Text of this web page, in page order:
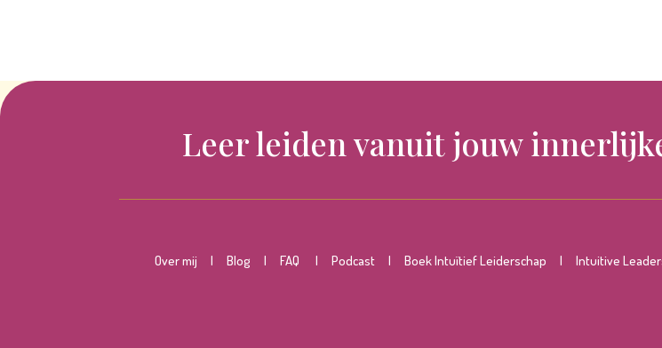
Leer leiden vanuit jouw
Over mij | Blog | FAQ | Podcast | Boek Intuïtief Leiderschap | Intuitive